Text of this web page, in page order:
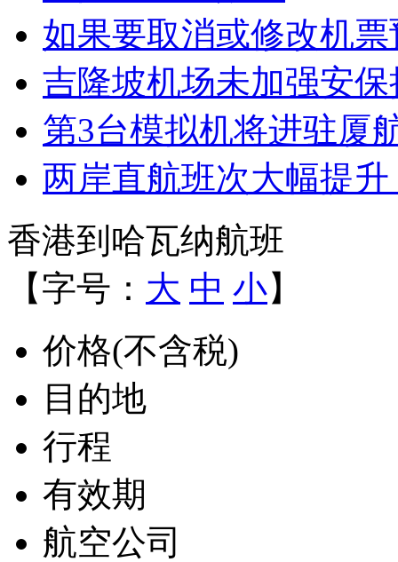
如果要取消或修改机
吉隆坡机场未加强安
第3台模拟机将进驻厦
两岸直航班次大幅提
香港到哈瓦纳航班
【字号： 大 中 小】
价格(不含税)
目的地
行程
有效期
航空公司